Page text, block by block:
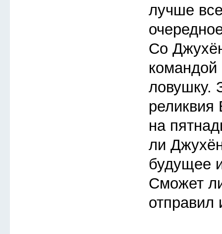
лучше
Со
ловушку.
реликвия
на
ли
будущее
Сможет
отправил